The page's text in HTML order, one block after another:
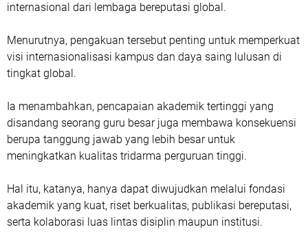
internasional dari lembaga bereputasi global.
Menurutnya, pengakuan tersebut penting untuk memperkuat
visi internasionalisasi kampus dan daya saing lulusan di
tingkat global.
Ia menambahkan, pencapaian akademik tertinggi yang
disandang seorang guru besar juga membawa konsekuensi
berupa tanggung jawab yang lebih besar untuk
meningkatkan kualitas tridarma perguruan tinggi.
Hal itu, katanya, hanya dapat diwujudkan melalui fondasi
akademik yang kuat, riset berkualitas, publikasi bereputasi,
serta kolaborasi luas lintas disiplin maupun institusi.